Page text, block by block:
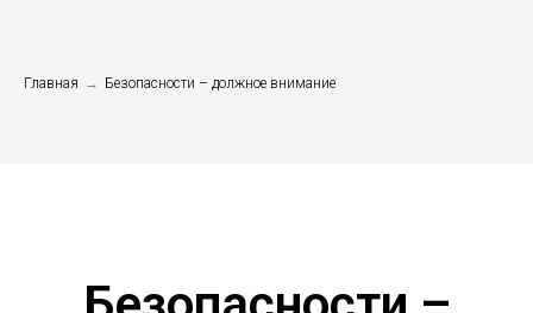
Главная → Безопасности – должное внимание